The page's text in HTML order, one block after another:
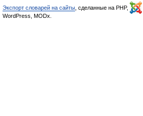
Экспорт словарей на сайты , сделанные на PHP,
WordPress, MODx.